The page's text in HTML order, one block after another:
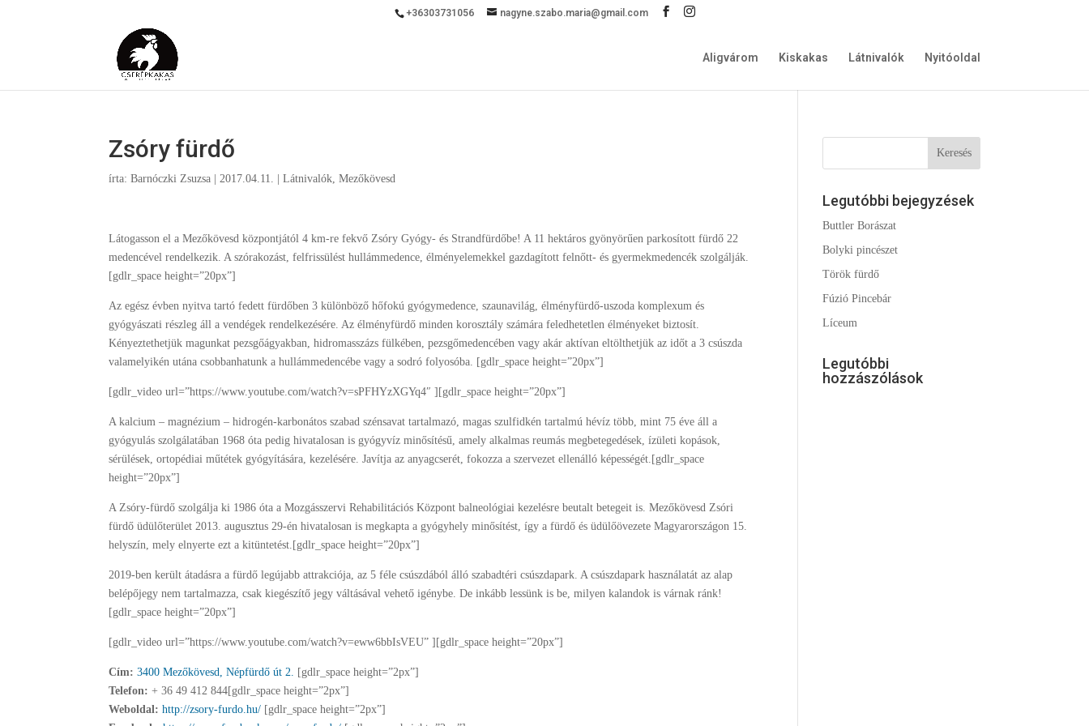
+36303731056 nagyne.szabo.maria@gmail.com
Aligvárom Kiskakas Látnivalók Nyitóoldal
Zsóry fürdő
írta:Barnóczki Zsuzsa |2017.04.11. |Látnivalók,Mezőkövesd
Látogasson el a Mezőkövesd központjától 4 km-re fekvő Zsóry Gyógy- és Strandfürdőbe! A 11 hektáros gyönyörűen parkosított fürdő 22
medencével rendelkezik. A szórakozást, felfrissülést hullámmedence, élményelemekkel gazdagított felnőtt- és gyermekmedencék szolgálják.
[gdlr_space height=”20px”]
Az egész évben nyitva tartó fedett fürdőben 3 különböző hőfokú gyógymedence, szaunavilág, élményfürdő-uszoda komplexum és
gyógyászati részleg áll a vendégek rendelkezésére. Az élményfürdő minden korosztály számára feledhetetlen élményeket biztosít.
Kényeztethetjük magunkat pezsgőágyakban, hidromasszázs fülkében, pezsgőmedencében vagy akár aktívan eltölthetjük az időt a 3 csúszda
valamelyikén utána csobbanhatunk a hullámmedencébe vagy a sodró folyosóba. [gdlr_space height=”20px”]
[gdlr_video url=”https://www.youtube.com/watch?v=sPFHYzXGYq4″ ][gdlr_space height=”20px”]
A kalcium – magnézium – hidrogén-karbonátos szabad szénsavat tartalmazó, magas szulfidkén tartalmú hévíz több, mint 75 éve áll a
gyógyulás szolgálatában 1968 óta pedig hivatalosan is gyógyvíz minősítésű, amely alkalmas reumás megbetegedések, ízületi kopások,
sérülések, ortopédiai műtétek gyógyítására, kezelésére. Javítja az anyagcserét, fokozza a szervezet ellenálló képességét.[gdlr_space
height=”20px”]
A Zsóry-fürdő szolgálja ki 1986 óta a Mozgásszervi Rehabilitációs Központ balneológiai kezelésre beutalt betegeit is. Mezőkövesd Zsóri
fürdő üdülőterület 2013. augusztus 29-én hivatalosan is megkapta a gyógyhely minősítést, így a fürdő és üdülőövezete Magyarországon 15.
helyszín, mely elnyerte ezt a kitüntetést.[gdlr_space height=”20px”]
2019-ben került átadásra a fürdő legújabb attrakciója, az 5 féle csúszdából álló szabadtéri csúszdapark. A csúszdapark használatát az alap
belépőjegy nem tartalmazza, csak kiegészítő jegy váltásával vehető igénybe. De inkább lessünk is be, milyen kalandok is várnak ránk!
[gdlr_space height=”20px”]
[gdlr_video url=”https://www.youtube.com/watch?v=eww6bbIsVEU” ][gdlr_space height=”20px”]
Cím: 3400 Mezőkövesd, Népfürdő út 2. [gdlr_space height=”2px”]
Telefon: + 36 49 412 844[gdlr_space height=”2px”]
Weboldal: http://zsory-furdo.hu/ [gdlr_space height=”2px”]
Legutóbbi bejegyzések
Buttler Borászat
Bolyki pincészet
Török fürdő
Fúzió Pincebár
Líceum
Legutóbbi
hozzászólások